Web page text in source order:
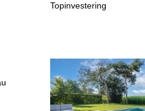
Topinvestering